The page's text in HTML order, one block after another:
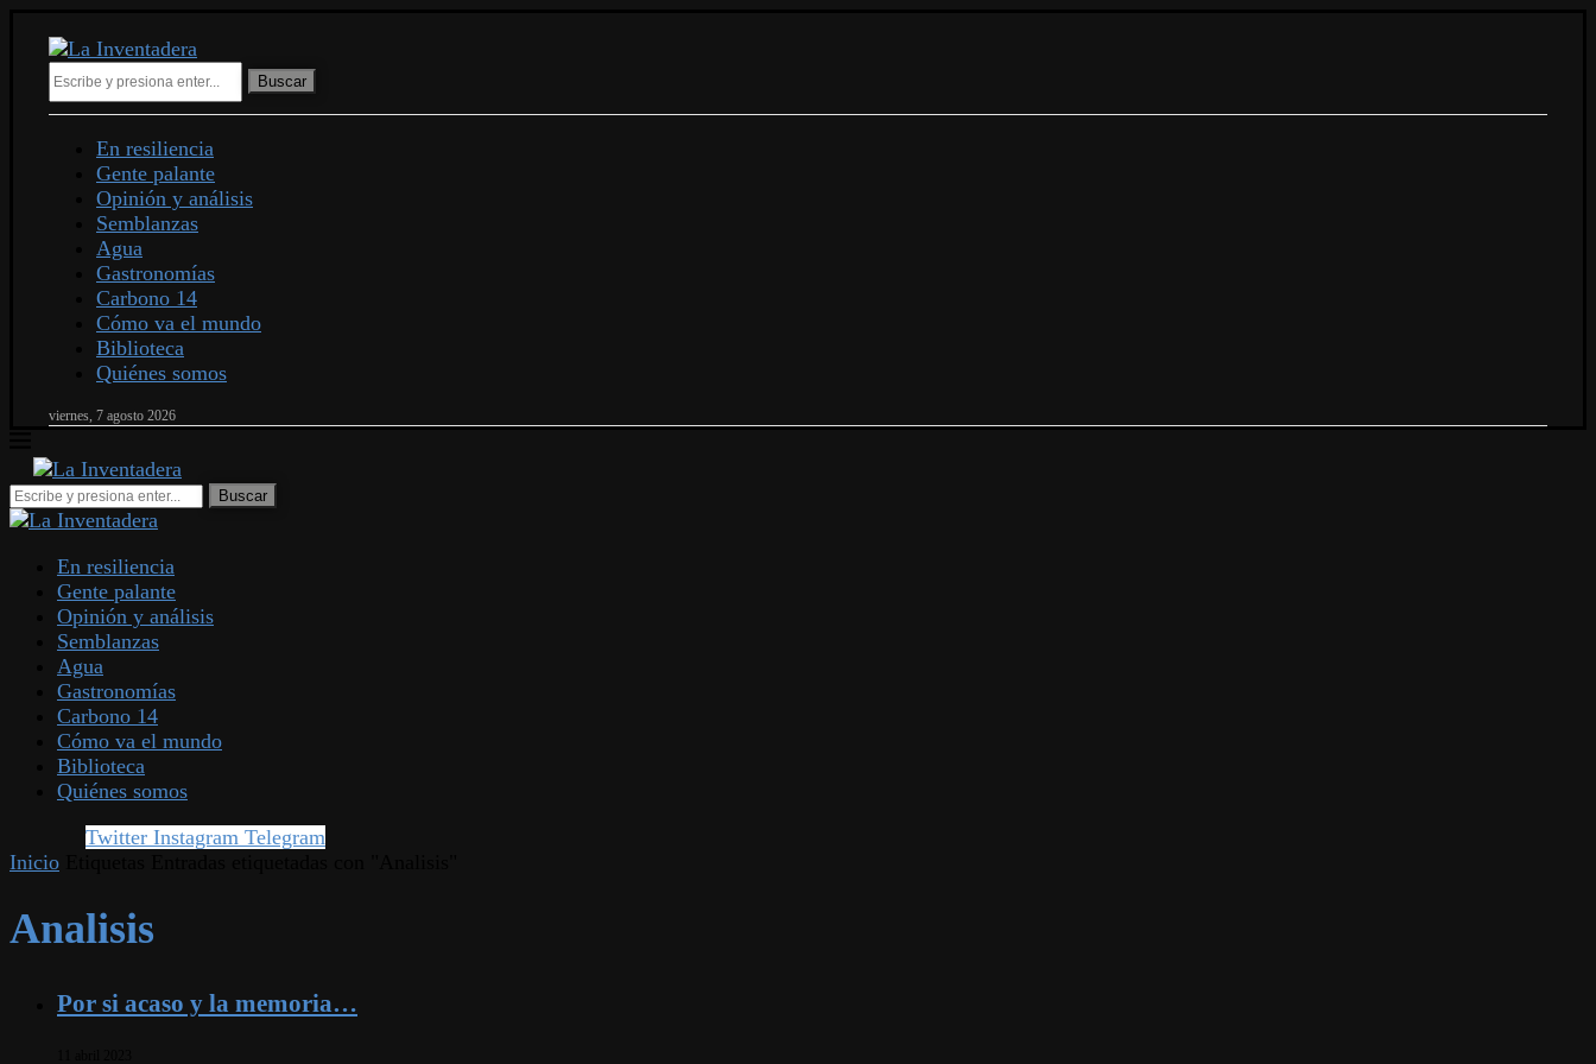
Buscar
En resiliencia
Gente palante
Opinión y análisis
Semblanzas
Agua
Gastronomías
Carbono 14
Cómo va el mundo
Biblioteca
Quiénes somos
viernes, 7 agosto 2026
En resiliencia
Gente palante
Opinión y análisis
Semblanzas
Agua
Gastronomías
Carbono 14
Cómo va el mundo
Biblioteca
Quiénes somos
Twitter Instagram Telegram
Inicio
Analisis
Por si acaso y la memoria…